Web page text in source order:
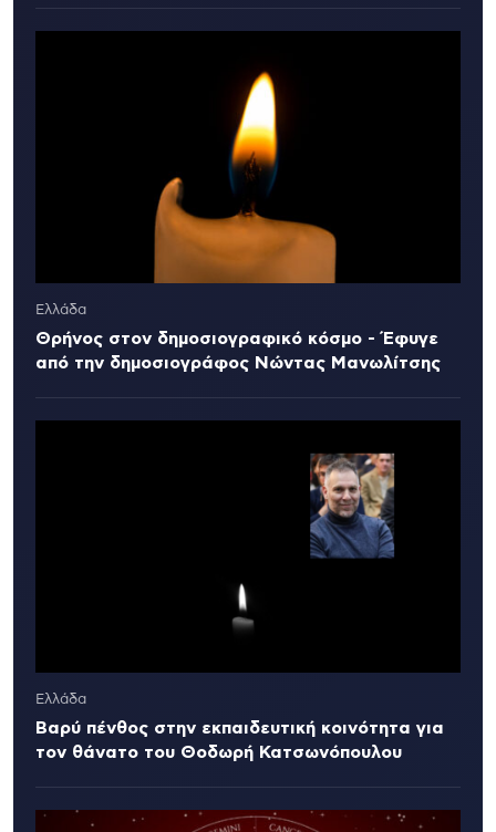
Ελλάδα
Θρήνος στον δημοσιογραφικό κόσμο - Έφυγε
από την δημοσιογράφος Νώντας Μανωλίτσης
Ελλάδα
Βαρύ πένθος στην εκπαιδευτική κοινότητα για
τον θάνατο του Θοδωρή Κατσωνόπουλου